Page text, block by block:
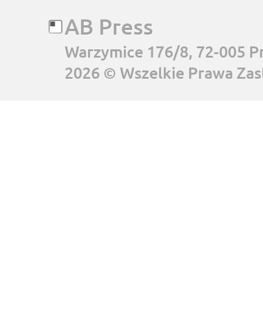
AB Press
Warzymice 176/8, 72-005
2026 © Wszelkie Prawa